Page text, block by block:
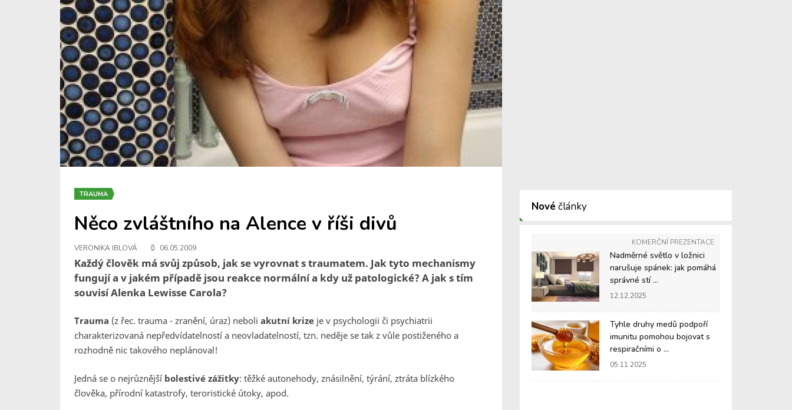
TRAUMA
Něco zvláštního na Alence v říši divů
VERONIKA IBLOVÁ 06.05.2009
Každý člověk má svůj způsob, jak se vyrovnat s traumatem. Jak tyto mechanismy
fungují a v jakém případě jsou reakce normální a kdy už patologické? A jak s tím
souvisí Alenka Lewisse Carola?
Trauma (z řec. trauma - zranění, úraz) neboli akutní krize je v psychologii či psychiatrii
charakterizovaná nepředvídatelností a neovladatelností, tzn. neděje se tak z vůle postiženého a
rozhodně nic takového neplánoval!
Jedná se o nejrůznější bolestivé zážitky: těžké autonehody, znásilnění, týrání, ztráta blízkého
člověka, přírodní katastrofy, teroristické útoky, apod.
Nové články
KOMERČNÍ PREZENTACE
Nadměrné světlo v ložnici
narušuje spánek: jak pomáhá
správné stí ...
12.12.2025
Tyhle druhy medů podpoří
imunitu pomohou bojovat s
respiračními o ...
05.11.2025